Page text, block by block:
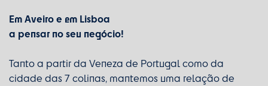
Em Aveiro e em Lisboa
a pensar no seu negócio!
Tanto a partir da Veneza de Portugal como da
cidade das 7 colinas, mantemos uma relação de